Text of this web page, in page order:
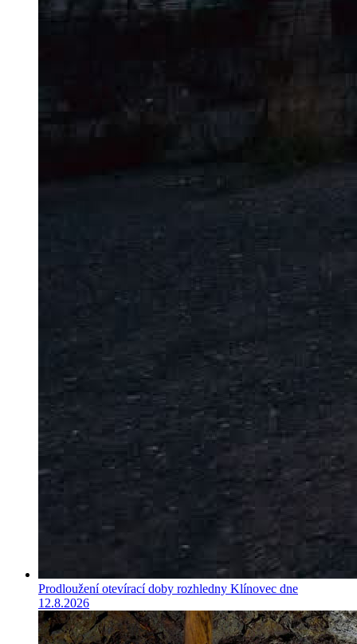
Prodloužení otevírací doby rozhledny Klínovec dne
12.8.2026